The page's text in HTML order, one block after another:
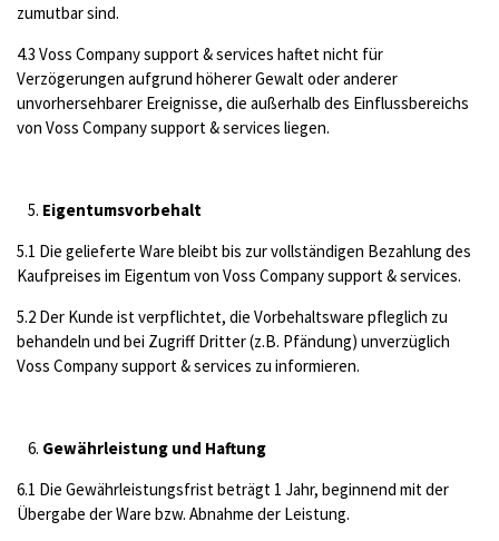
zumutbar sind.
4.3 Voss Company support & services haftet nicht für
Verzögerungen aufgrund höherer Gewalt oder anderer
unvorhersehbarer Ereignisse, die außerhalb des Einflussbereichs
von Voss Company support & services liegen.
Eigentumsvorbehalt
5.1 Die gelieferte Ware bleibt bis zur vollständigen Bezahlung des
Kaufpreises im Eigentum von Voss Company support & services.
5.2 Der Kunde ist verpflichtet, die Vorbehaltsware pfleglich zu
behandeln und bei Zugriff Dritter (z.B. Pfändung) unverzüglich
Voss Company support & services zu informieren.
Gewährleistung und Haftung
6.1 Die Gewährleistungsfrist beträgt 1 Jahr, beginnend mit der
Übergabe der Ware bzw. Abnahme der Leistung.